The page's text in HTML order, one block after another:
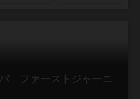
ファーストジャーニ